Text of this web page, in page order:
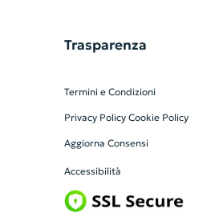
Trasparenza
Termini e Condizioni
Privacy Policy Cookie Policy
Aggiorna Consensi
Accessibilità